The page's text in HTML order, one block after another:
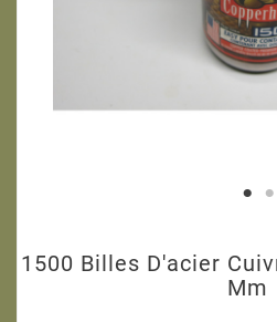
1500 Billes D'acier
Mm